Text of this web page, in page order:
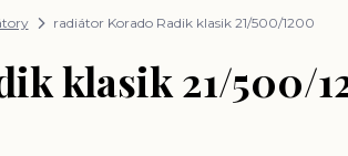
radiátor Korado Radik klasik 21/500/1200
klasik 21/500/